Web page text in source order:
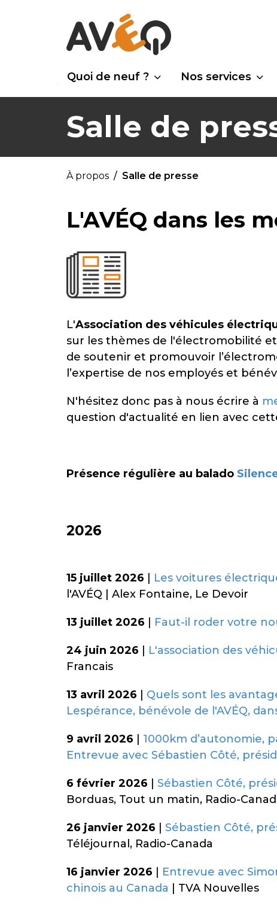
Quoi de neuf ? Nos services
Salle de
À propos Salle de presse
L'AVÉQ dans les
L'Association des véhicules
sur les thèmes de l'électromobilité
de soutenir et promouvoir
l’expertise de nos employés et
N'hésitez donc pas à nous écrire à
question d'actualité en lien avec
Présence régulière au balado
2026
15 juillet 2026 Les voitures
l'AVÉQ | Alex Fontaine, Le Devoir
13 juillet 2026 Faut-il roder votre
24 juin 2026 L'association des
Francais
13 avril 2026
Quels sont les
Lespérance, bénévole de l'AVÉQ,
9 avril 2026
1000km d’autonomie,
Entrevue avec Sébastien Côté,
6 février 2026 Sébastien Côté,
Borduas, Tout un matin, Radio-
26 janvier 2026 Sébastien Côté,
Téléjournal, Radio-Canada
16 janvier 2026
Entrevue avec
chinois au Canada | TVA Nouvelles